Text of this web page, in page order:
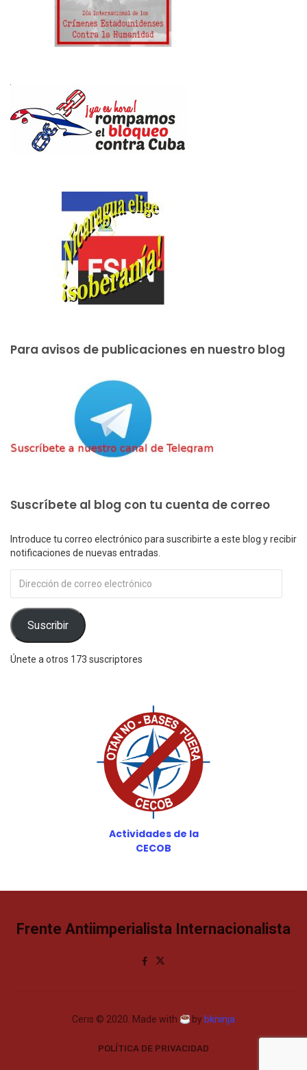
Para avisos de publicaciones en nuestro blog
Suscríbete al blog con tu cuenta de correo
Introduce tu correo electrónico para suscribirte a este blog y recibir
notificaciones de nuevas entradas.
de
electrónico
Suscribir
Únete a otros 173 suscriptores
Actividades de la
CECOB
Frente Antiimperialista Internacionalista
Ceris © 2020. Made with by bkninja
POLÍTICA DE PRIVACIDAD